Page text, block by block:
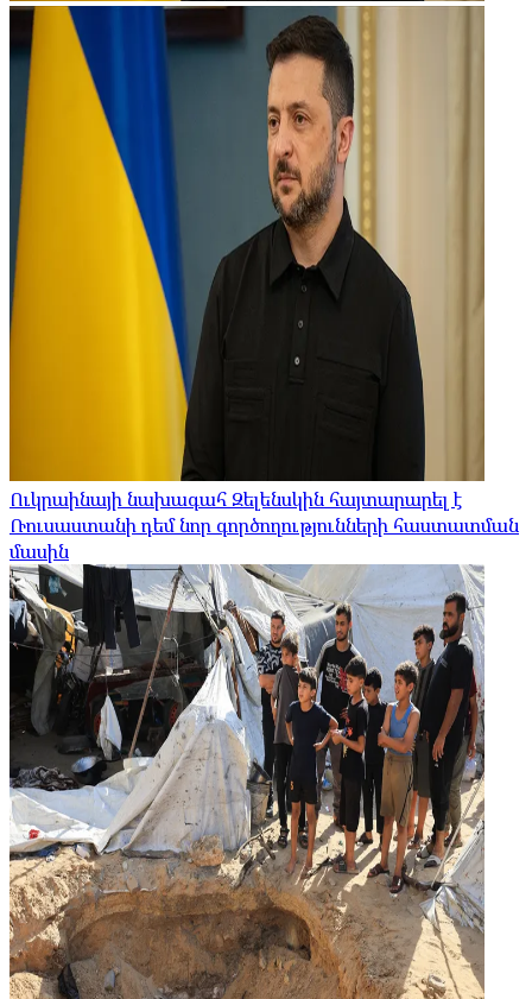
Ուկրաինայի նախագահ Զելենսկին հայտարարել է
Ռուսաստանի դեմ նոր գործողությունների հաստատման
մասին